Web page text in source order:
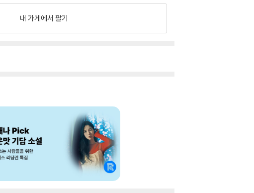
내 가게에서 팔기